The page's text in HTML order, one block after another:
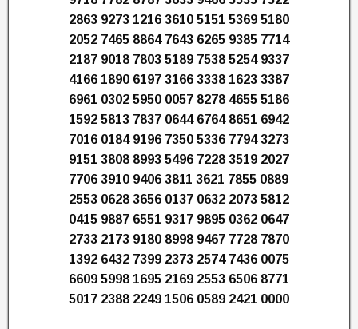
2863 9273 1216 3610 5151 5369 5180
2052 7465 8864 7643 6265 9385 7714
2187 9018 7803 5189 7538 5254 9337
4166 1890 6197 3166 3338 1623 3387
6961 0302 5950 0057 8278 4655 5186
1592 5813 7837 0644 6764 8651 6942
7016 0184 9196 7350 5336 7794 3273
9151 3808 8993 5496 7228 3519 2027
7706 3910 9406 3811 3621 7855 0889
2553 0628 3656 0137 0632 2073 5812
0415 9887 6551 9317 9895 0362 0647
2733 2173 9180 8998 9467 7728 7870
1392 6432 7399 2373 2574 7436 0075
6609 5998 1695 2169 2553 6506 8771
5017 2388 2249 1506 0589 2421 0000